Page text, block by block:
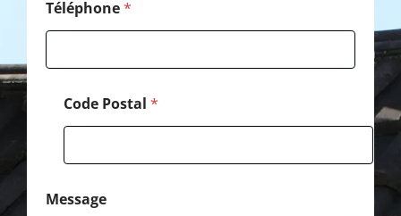
a
Téléphone*
Code Postal *
Message